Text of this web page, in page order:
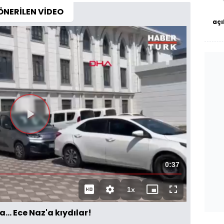
VİDEO
Toplam
Süre
0:37
1xOynatma
Hızı
Mini
oynatıcı
Tam
Ekran
Ece Naz'a kıydılar!